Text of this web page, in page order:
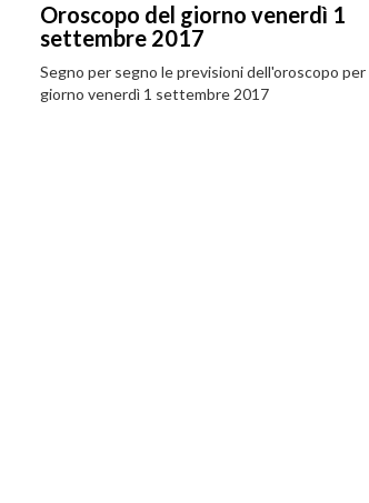
Oroscopo del giorno venerdì 1
settembre 2017
Segno per segno le previsioni dell'oroscopo per
giorno venerdì 1 settembre 2017